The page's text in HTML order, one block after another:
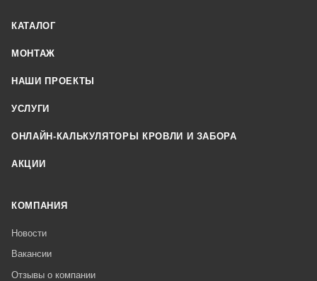
КАТАЛОГ
МОНТАЖ
НАШИ ПРОЕКТЫ
УСЛУГИ
ОНЛАЙН-КАЛЬКУЛЯТОРЫ КРОВЛИ И ЗАБОРА
АКЦИИ
КОМПАНИЯ
Новости
Вакансии
Отзывы о компании